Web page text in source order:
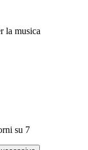
la musica
su 7